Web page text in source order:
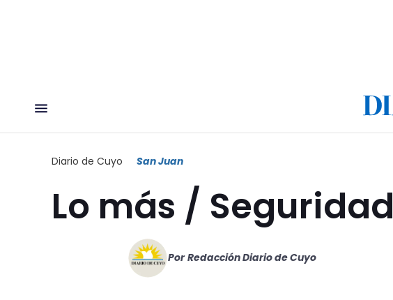
Diario de Cuyo San Juan
Lo más / Seguridad
Por Redacción Diario de Cuyo